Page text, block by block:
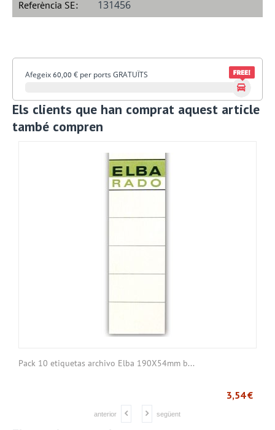
Referència SE: 131456
Afegeix 60,00 € per ports GRATUÏTS
Els clients que han comprat aquest article
també compren
Pack 10 etiquetas archivo Elba 190X54mm b...
3,54€
anterior següent